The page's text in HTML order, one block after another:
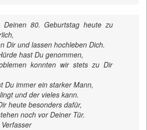
Deinen 80. Geburtstag heute zu
Dir und lassen hochleben Dich.
hast Du genommen,
konnten wir stets zu Dir
Du immer ein starker Mann,
und der vieles kann.
heute besonders dafür,
noch vor Deiner Tür.